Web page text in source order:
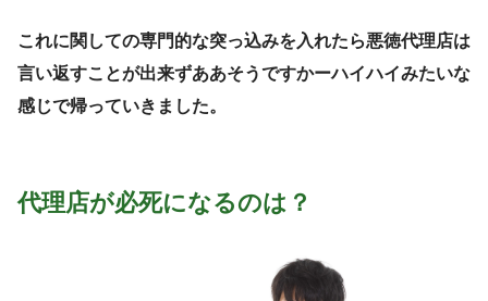
これに関しての専門的な突っ込みを入れたら悪徳代理店は
言い返すことが出来ずああそうですかーハイハイみたいな
感じで帰っていきました。
代理店が必死になるのは？